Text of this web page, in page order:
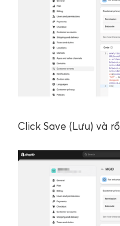
Click Save (Lưu) và